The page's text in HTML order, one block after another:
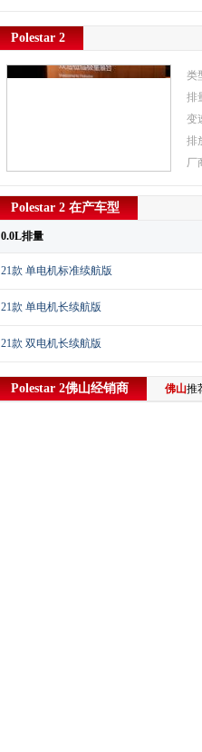
Polestar 2
类
排
变
排
厂
Polestar 2 在产车型
0.0L排量
21款 单电机标准续航版
21款 单电机长续航版
21款 双电机长续航版
Polestar 2佛山经销商 佛山推